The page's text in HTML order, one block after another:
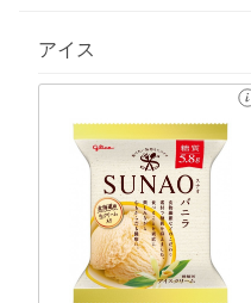
アイス